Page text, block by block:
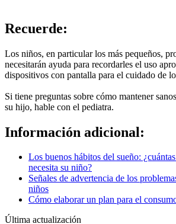
Recuerde:
Los niños, en particular los más pequeños,
necesitarán ayuda para recordarles el uso
dispositivos con pantalla para el cuidado de
Si tiene preguntas sobre cómo mantener
su hijo, hable con el pediatra.
Información adicional:
Los buenos hábitos del sueño:
necesita su niño?
Señales de advertencia de los
niños
Cómo elaborar un plan para el
Última actualización